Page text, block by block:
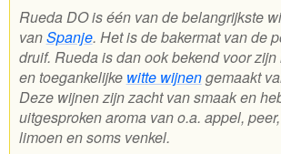
Magnums
Cadeaubonnen
Rueda DO is één van de belangrijkste
vanSpanje. Het is de bakermat van de
druif. Rueda is dan ook bekend voor
en toegankelijke witte wijnengemaakt
Deze wijnen zijn zacht van smaak en
uitgesproken aroma van o.a. appel,
limoen en soms venkel.